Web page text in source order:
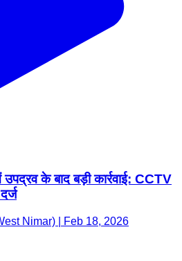
के बाद बड़ी कार्रवाई: CCTV
Nimar) | Feb 18, 2026